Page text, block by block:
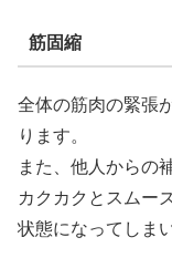
筋固縮
全体の筋肉の緊張
ります。
また、他人からの
カクカクとスムー
状態になってしま